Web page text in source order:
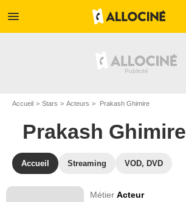
menu
Accueil Stars Acteurs Prakash Ghimire
Prakash Ghimire
Accueil Streaming VOD, DVD
MétierActeur